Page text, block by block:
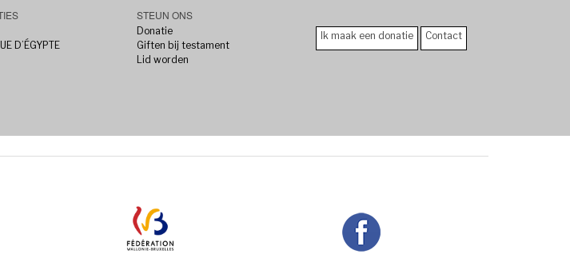
D’ÉGYPTE
STEUN ONS
Donatie
Giften bij testament
Lid worden
Ik maak een donatie Contact